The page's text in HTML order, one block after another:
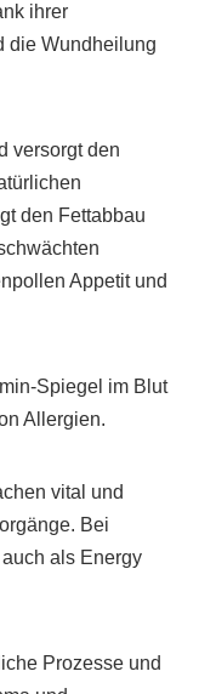
ihrer
die Wundheilung
versorgt den
den Fettabbau
Appetit und
Spiegel im Blut
Allergien.
vital und
Bei
als Energy
Prozesse und